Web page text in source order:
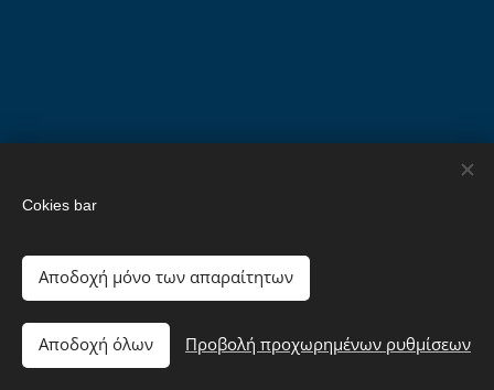
Cookies
Cokies bar
Αποδοχή μόνο των απαραίτητων
Αποδοχή όλων Προβολή προχωρημένων ρυθμίσεων